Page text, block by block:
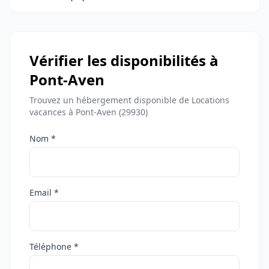
Vérifier les disponibilités à
Pont-Aven
Trouvez un hébergement disponible de Locations
vacances à Pont-Aven (29930)
Nom *
Email *
Téléphone *